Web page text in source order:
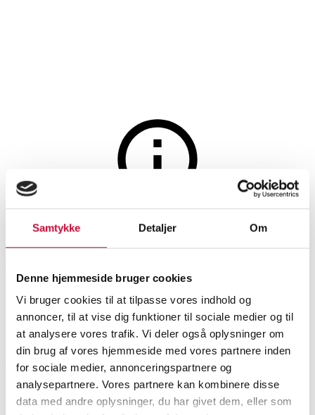
Samtykke Detaljer Om
Denne hjemmeside bruger cookies
Vi bruger cookies til at tilpasse vores indhold og
annoncer, til at vise dig funktioner til sociale medier og til
at analysere vores trafik. Vi deler også oplysninger om
din brug af vores hjemmeside med vores partnere inden
for sociale medier, annonceringspartnere og
analysepartnere. Vores partnere kan kombinere disse
data med andre oplysninger, du har givet dem, eller som
Reoler
Jonas Wagell for Wendelbo.
Reol - Model Formal
SHOWROOM
Roskilde
VURDERING
DKK
VARENUMMER
6510749
Nyproduceret vareMomsvare